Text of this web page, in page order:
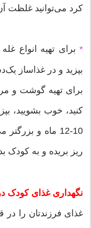
کرد می‌توانید غلظت
*برای تهیه انواع
بپزید و در غذاساز
برای تهیه گوشت و
کنید، خوب بشویید،
10-12 ماه و
ریز بریده و به کودک
نگهداری غذای کودک
غذای فرزندتان را در